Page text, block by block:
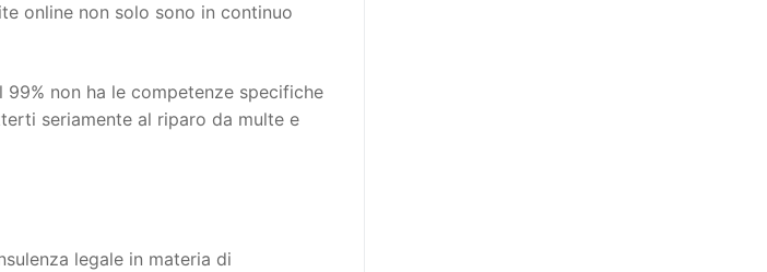
online non solo sono in continuo
non ha le competenze specifiche
seriamente al riparo da multe e
legale in materia di